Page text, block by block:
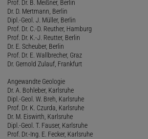
Prof. Dr. B. Meißner, Berlin
Dr. D. Mertmann, Berlin
Dipl.-Geol. J. Müller, Berlin
Prof. Dr. C.-D. Reuther, Hamburg
Prof. Dr. K.-J. Reutter, Berlin
Dr. E. Scheuber, Berlin
Prof. Dr. E. Wallbrecher, Graz
Dr. Gernold Zulauf, Frankfurt
Angewandte Geologie
Dr. A. Bohleber, Karlsruhe
Dipl.-Geol. W. Breh, Karlsruhe
Prof. Dr. K. Czurda, Karlsruhe
Dr. M. Eiswirth, Karlsruhe
Dipl.-Geol. T. Fauser, Karlsruhe
Prof. Dr.-Ing. E. Fecker, Karlsruhe